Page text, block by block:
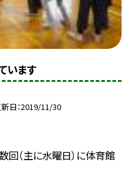
います
日 2019/11/30
回（主に水曜日）に体育館